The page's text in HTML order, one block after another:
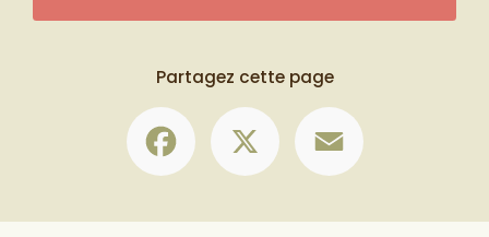
Partagez cette page
Facebook